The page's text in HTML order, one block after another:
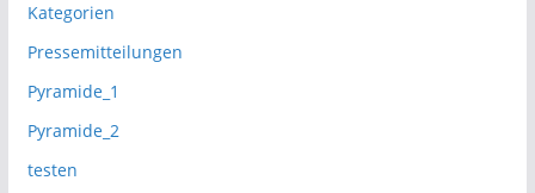
Kategorien
Pressemitteilungen
Pyramide_1
Pyramide_2
testen